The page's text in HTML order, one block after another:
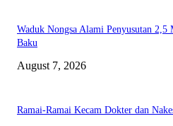
Waduk Nongsa Alami Penyusutan
Baku
August 7, 2026
Ramai-Ramai Kecam Dokter dan